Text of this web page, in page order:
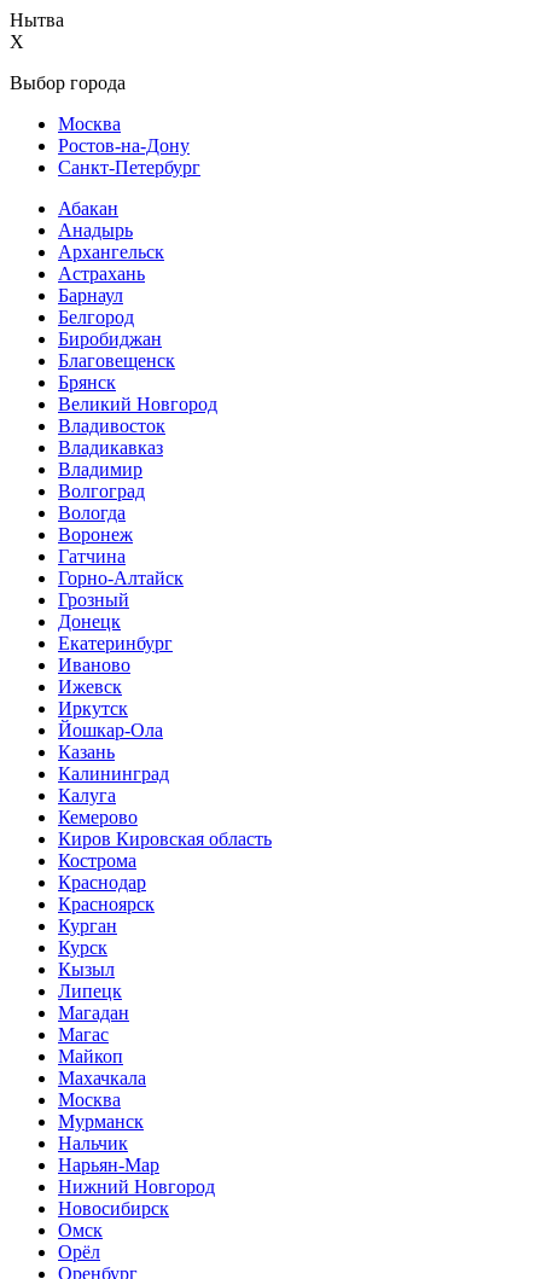
Нытва
X
Выбор города
Москва
Ростов-на-Дону
Санкт-Петербург
Абакан
Анадырь
Архангельск
Астрахань
Барнаул
Белгород
Биробиджан
Благовещенск
Брянск
Великий Новгород
Владивосток
Владикавказ
Владимир
Волгоград
Вологда
Воронеж
Гатчина
Горно-Алтайск
Грозный
Донецк
Екатеринбург
Иваново
Ижевск
Иркутск
Йошкар-Ола
Казань
Калининград
Калуга
Кемерово
Киров Кировская область
Кострома
Краснодар
Красноярск
Курган
Курск
Кызыл
Липецк
Магадан
Магас
Майкоп
Махачкала
Москва
Мурманск
Нальчик
Нарьян-Мар
Нижний Новгород
Новосибирск
Омск
Орёл
Оренбург